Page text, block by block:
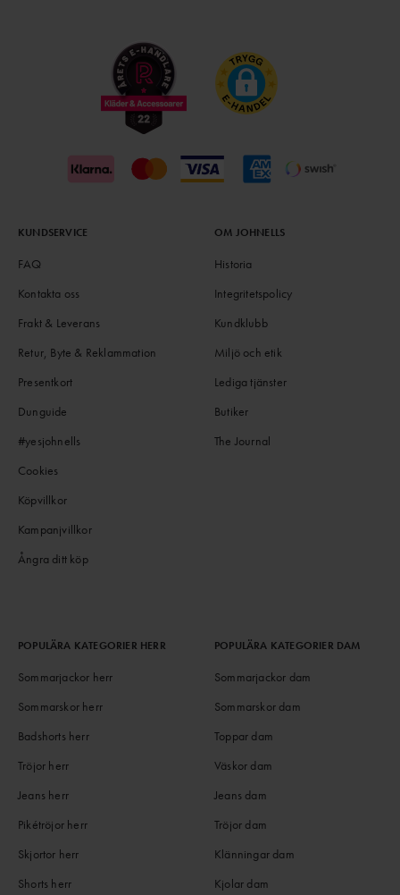
KUNDSERVICE
FAQ
Kontakta oss
Frakt & Leverans
Retur, Byte & Reklammation
Presentkort
Dunguide
#yesjohnells
Cookies
Köpvillkor
Kampanjvillkor
Ångra ditt köp
OM JOHNELLS
Historia
Integritetspolicy
Kundklubb
Miljö och etik
Lediga tjänster
Butiker
The Journal
POPULÄRA KATEGORIER HERR
Sommarjackor herr
Sommarskor herr
Badshorts herr
Tröjor herr
Jeans herr
Pikétröjor herr
Skjortor herr
Shorts herr
POPULÄRA KATEGORIER DAM
Sommarjackor dam
Sommarskor dam
Toppar dam
Väskor dam
Jeans dam
Tröjor dam
Klänningar dam
Kjolar dam